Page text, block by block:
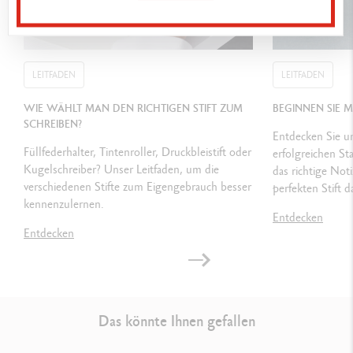
Geschenk-Box in Rot und Weiss ausgeliefert
GESETZLICHE VORSCHRIFTEN
PRODUKT REFERENZ
LEITFADEN
WIE WÄHLT MAN DEN RICHTIGEN STIFT ZUM
SCHREIBEN?
Füllfederhalter, Tintenroller, Druckbleistift oder
Kugelschreiber? Unser Leitfaden, um die
verschiedenen Stifte zum Eigengebrauch besser
kennenzulernen.
Entdecken
LEITFADEN
BEGINNEN SIE
Entdecken Sie
erfolgreichen
das richtige
perfekten Stift
Entdecken
Das könnte Ihnen gefallen